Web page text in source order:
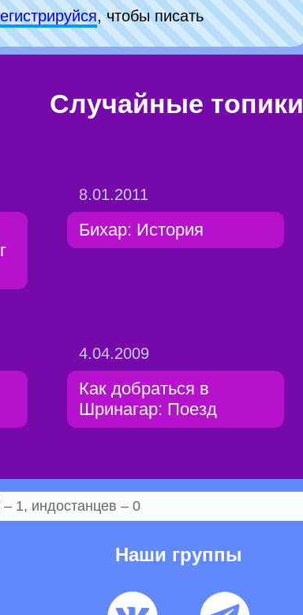
, чтобы писать
Случайные топики
8.01.2011
Бихар: История
4.04.2009
Как добраться в
Шринагар: Поезд
1, индостанцев – 0
Наши группы